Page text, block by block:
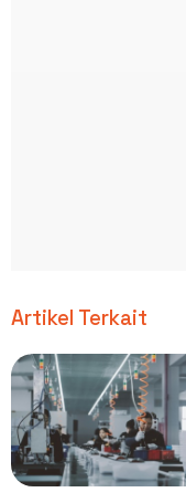
Artikel Terkait